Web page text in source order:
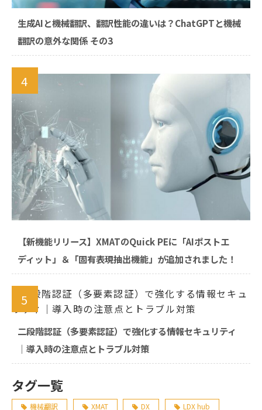
生成AIと機械翻訳、翻訳性能の違いは？ChatGPTと機械
翻訳の意外な関係 その3
4
【新機能リリース】XMATのQuick PEに「AIポストエ
ディット」＆「固有表現抽出機能」が追加されました！
5
二段階認証（多要素認証）で強化する情報セキュリティ
｜導入時の注意点とトラブル対策
タグ一覧
機械翻訳 XMAT DX LDX hub